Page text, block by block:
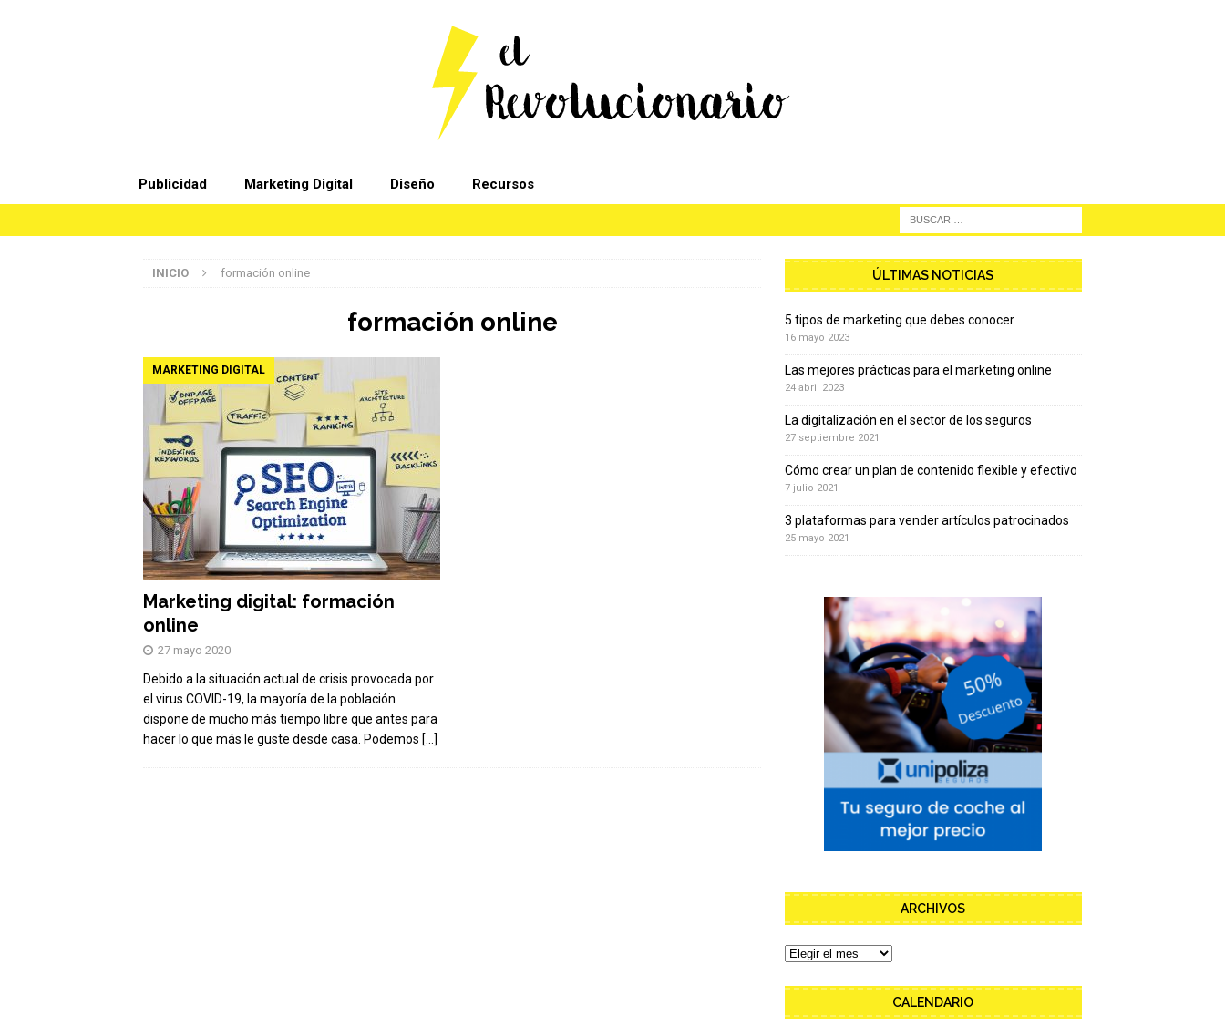
Publicidad Marketing Digital Diseño Recursos
INICIO formación online
formación online
MARKETING DIGITAL
Marketing digital: formación
online
27 mayo 2020
Debido a la situación actual de crisis provocada por
el virus COVID-19, la mayoría de la población
dispone de mucho más tiempo libre que antes para
hacer lo que más le guste desde casa. Podemos […]
ÚLTIMAS NOTICIAS
5 tipos de marketing que debes conocer
16 mayo 2023
Las mejores prácticas para el marketing online
24 abril 2023
La digitalización en el sector de los seguros
27 septiembre 2021
Cómo crear un plan de contenido flexible y efectivo
7 julio 2021
3 plataformas para vender artículos patrocinados
25 mayo 2021
ARCHIVOS
CALENDARIO